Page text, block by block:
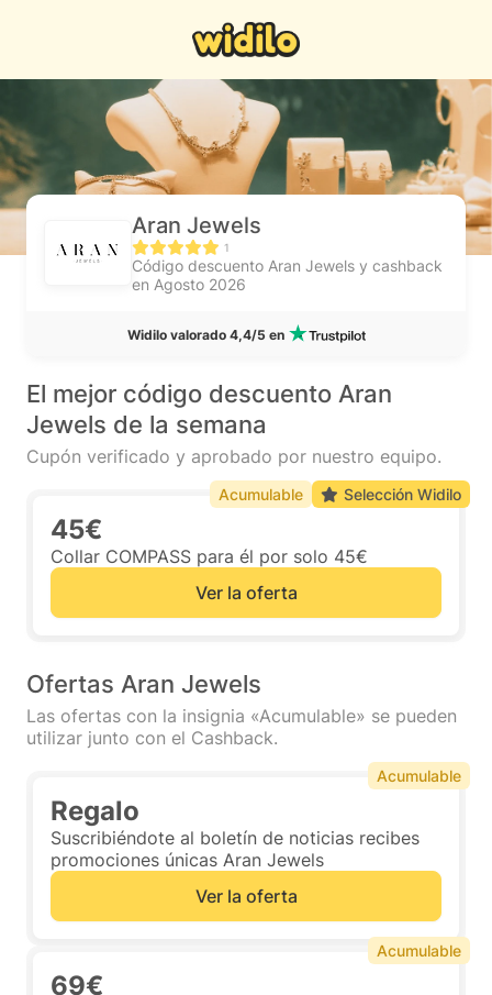
Aran Jewels
1
Código descuento Aran Jewels y cashback
en Agosto 2026
Widilo valorado 4,4/5 en
El mejor código descuento Aran
Jewels de la semana
Cupón verificado y aprobado por nuestro equipo.
45€
Collar COMPASS para él por solo 45€
Ver la oferta
Acumulable Selección Widilo
Ofertas Aran Jewels
Las ofertas con la insignia «Acumulable» se pueden
utilizar junto con el Cashback.
Regalo
Suscribiéndote al boletín de noticias recibes
promociones únicas Aran Jewels
Ver la oferta
Acumulable
69€
Acumulable